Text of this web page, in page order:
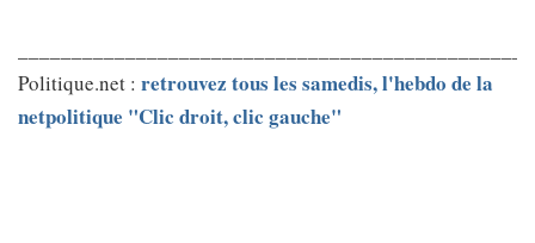
Politique.net : retrouvez tous les samedis, l'hebdo de la
netpolitique "Clic droit, clic gauche"